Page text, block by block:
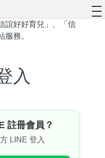
誼好好育兒」、「信
服務。
入
註冊會員？
LINE 登入